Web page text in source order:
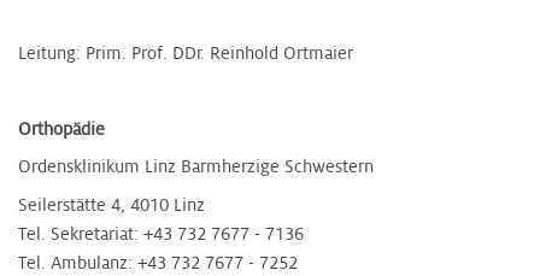
Leitung: Prim. Prof. DDr. Reinhold Ortmaier
Orthopädie
Ordensklinikum Linz Barmherzige Schwestern
Seilerstätte 4, 4010 Linz
Tel. Sekretariat: +43 732 7677 - 7136
Tel. Ambulanz: +43 732 7677 - 7252